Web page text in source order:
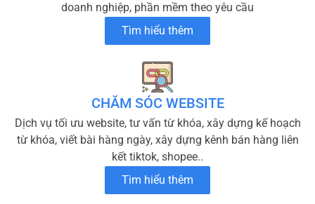
doanh nghiệp, phần mềm theo yêu cầu
Tìm hiểu thêm
CHĂM SÓC WEBSITE
Dịch vụ tối ưu website, tư vấn từ khóa, xây dựng kế hoạch
từ khóa, viết bài hàng ngày, xây dựng kênh bán hàng liên
kết tiktok, shopee..
Tìm hiểu thêm